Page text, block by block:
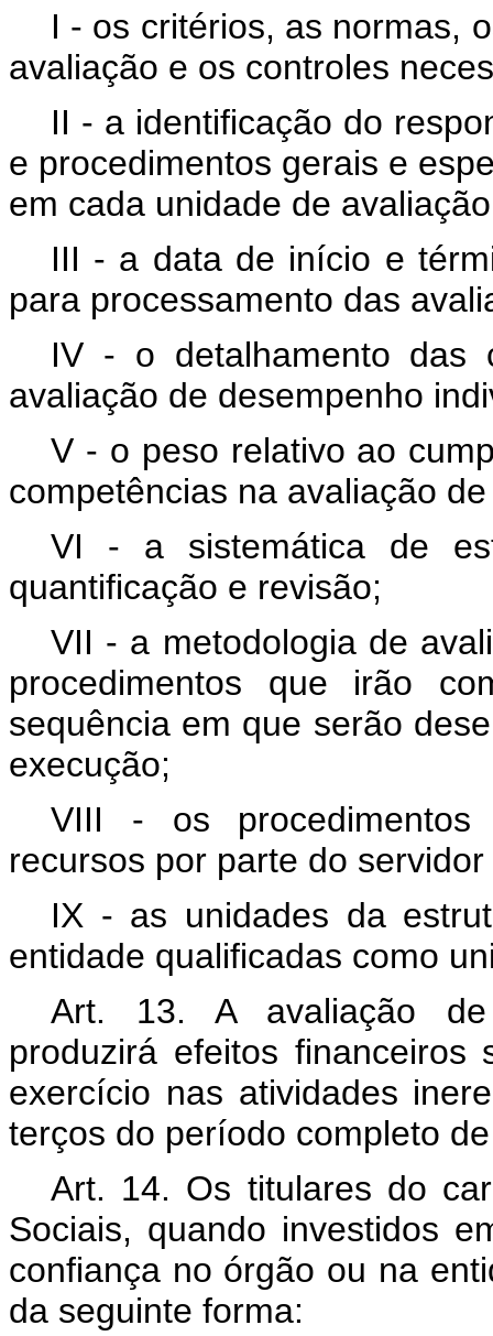
I - os critérios, as normas,
avaliação e os controles
II - a identificação do
e procedimentos gerais e
em cada unidade de
III - a data de início e
para processamento das
IV - o detalhamento das
avaliação de desempenho
V - o peso relativo ao
competências na avaliação
VI - a sistemática de
quantificação e revisão;
VII - a metodologia de
procedimentos que irão
sequência em que serão
execução;
VIII - os procedimentos
recursos por parte do
IX - as unidades da
entidade qualificadas como
Art. 13. A avaliação de
produzirá efeitos
exercício nas atividades
terços do período completo
Art. 14. Os titulares do
Sociais, quando investidos
confiança no órgão ou na
da seguinte forma: